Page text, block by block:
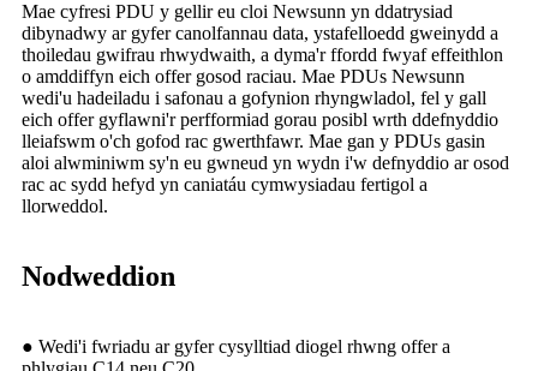
Mae cyfresi PDU y gellir eu cloi Newsunn yn ddatrysiad
dibynadwy ar gyfer canolfannau data, ystafelloedd gweinydd a
thoiledau gwifrau rhwydwaith, a dyma'r ffordd fwyaf effeithlon
o amddiffyn eich offer gosod raciau. Mae PDUs Newsunn
wedi'u hadeiladu i safonau a gofynion rhyngwladol, fel y gall
eich offer gyflawni'r perfformiad gorau posibl wrth ddefnyddio
lleiafswm o'ch gofod rac gwerthfawr. Mae gan y PDUs gasin
aloi alwminiwm sy'n eu gwneud yn wydn i'w defnyddio ar osod
rac ac sydd hefyd yn caniatáu cymwysiadau fertigol a
llorweddol.
Nodweddion
● Wedi'i fwriadu ar gyfer cysylltiad diogel rhwng offer a